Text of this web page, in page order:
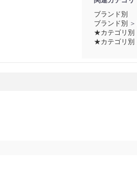
ブランド別
ブランド別 ＞
★カテゴリ別
★カテゴリ別